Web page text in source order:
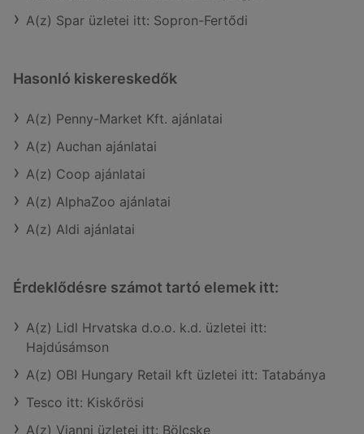
A(z) Spar üzletei itt: Sopron-Fertődi
Hasonló kiskereskedők
A(z) Penny-Market Kft. ajánlatai
A(z) Auchan ajánlatai
A(z) Coop ajánlatai
A(z) AlphaZoo ajánlatai
A(z) Aldi ajánlatai
Érdeklődésre számot tartó elemek itt:
A(z) Lidl Hrvatska d.o.o. k.d. üzletei itt:
Hajdúsámson
A(z) OBI Hungary Retail kft üzletei itt: Tatabánya
Tesco itt: Kiskőrösi
A(z) Vianni üzletei itt: Bölcske